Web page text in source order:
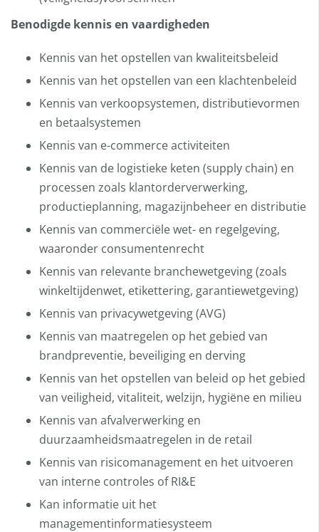
Benodigde kennis en vaardigheden
Kennis van het opstellen van kwaliteitsbeleid
Kennis van het opstellen van een klachtenbeleid
Kennis van verkoopsystemen, distributievormen
en betaalsystemen
Kennis van e-commerce activiteiten
Kennis van de logistieke keten (supply chain) en
processen zoals klantorderverwerking,
productieplanning, magazijnbeheer en distributie
Kennis van commerciële wet- en regelgeving,
waaronder consumentenrecht
Kennis van relevante branchewetgeving (zoals
winkeltijdenwet, etikettering, garantiewetgeving)
Kennis van privacywetgeving (AVG)
Kennis van maatregelen op het gebied van
brandpreventie, beveiliging en derving
Kennis van het opstellen van beleid op het gebied
van veiligheid, vitaliteit, welzijn, hygiëne en milieu
Kennis van afvalverwerking en
duurzaamheidsmaatregelen in de retail
Kennis van risicomanagement en het uitvoeren
van interne controles of RI&E
Kan informatie uit het
managementinformatiesysteem